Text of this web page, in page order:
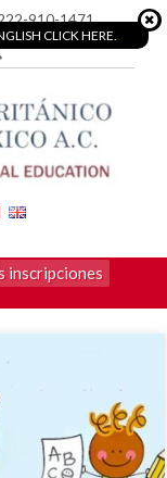
910-1471
inscripciones
CLICK HERE.